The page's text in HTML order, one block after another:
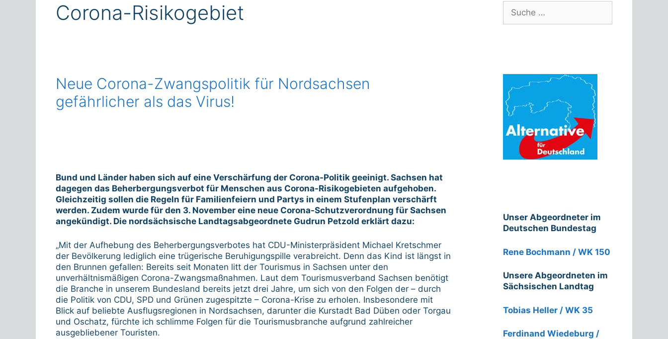
Corona-Risikogebiet
Neue Corona-Zwangspolitik für Nordsachsen
gefährlicher als das Virus!
Bund und Länder haben sich auf eine Verschärfung der Corona-Politik geeinigt. Sachsen hat
dagegen das Beherbergungsverbot für Menschen aus Corona-Risikogebieten aufgehoben.
Gleichzeitig sollen die Regeln für Familienfeiern und Partys in einem Stufenplan verschärft
werden. Zudem wurde für den 3. November eine neue Corona-Schutzverordnung für Sachsen
angekündigt. Die nordsächsische Landtagsabgeordnete Gudrun Petzold erklärt dazu:
„Mit der Aufhebung des Beherbergungsverbotes hat CDU-Ministerpräsident Michael Kretschmer
der Bevölkerung lediglich eine trügerische Beruhigungspille verabreicht. Denn das Kind ist längst in
den Brunnen gefallen: Bereits seit Monaten litt der Tourismus in Sachsen unter den
unverhältnismäßigen Corona-Zwangsmaßnahmen. Laut dem Tourismusverband Sachsen benötigt
die Branche in unserem Bundesland bereits jetzt drei Jahre, um sich von den Folgen der – durch
die Politik von CDU, SPD und Grünen zugespitzte – Corona-Krise zu erholen. Insbesondere mit
Blick auf beliebte Ausflugsregionen in Nordsachsen, darunter die Kurstadt Bad Düben oder Torgau
und Oschatz, fürchte ich schlimme Folgen für die Tourismusbranche aufgrund zahlreicher
ausgebliebener Touristen.
nach:
Unser Abgeordneter im
Deutschen Bundestag
Rene Bochmann / WK 150
Unsere Abgeordneten im
Sächsischen Landtag
Tobias Heller / WK 35
Ferdinand Wiedeburg /